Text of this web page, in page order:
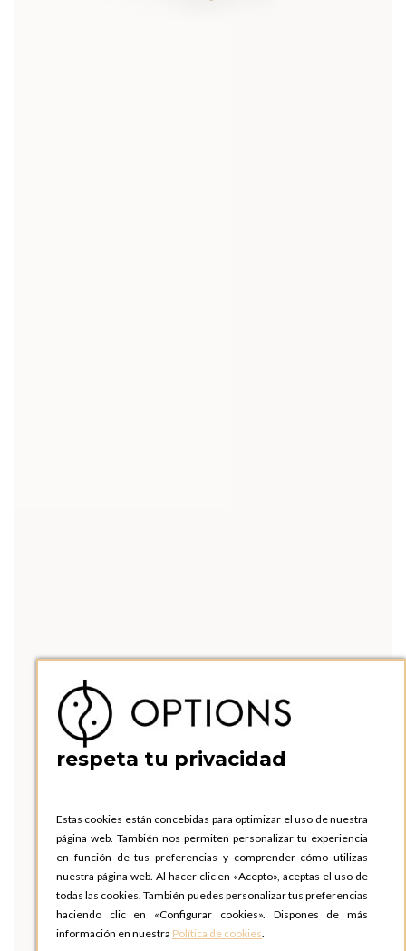
respeta tu privacidad
Estas cookies están concebidas para optimizar el uso de nuestra
página web. También nos permiten personalizar tu experiencia
en función de tus preferencias y comprender cómo utilizas
nuestra página web. Al hacer clic en «Acepto», aceptas el uso de
todas las cookies. También puedes personalizar tus preferencias
haciendo clic en «Configurar cookies». Dispones de más
información en nuestra Política de cookies.